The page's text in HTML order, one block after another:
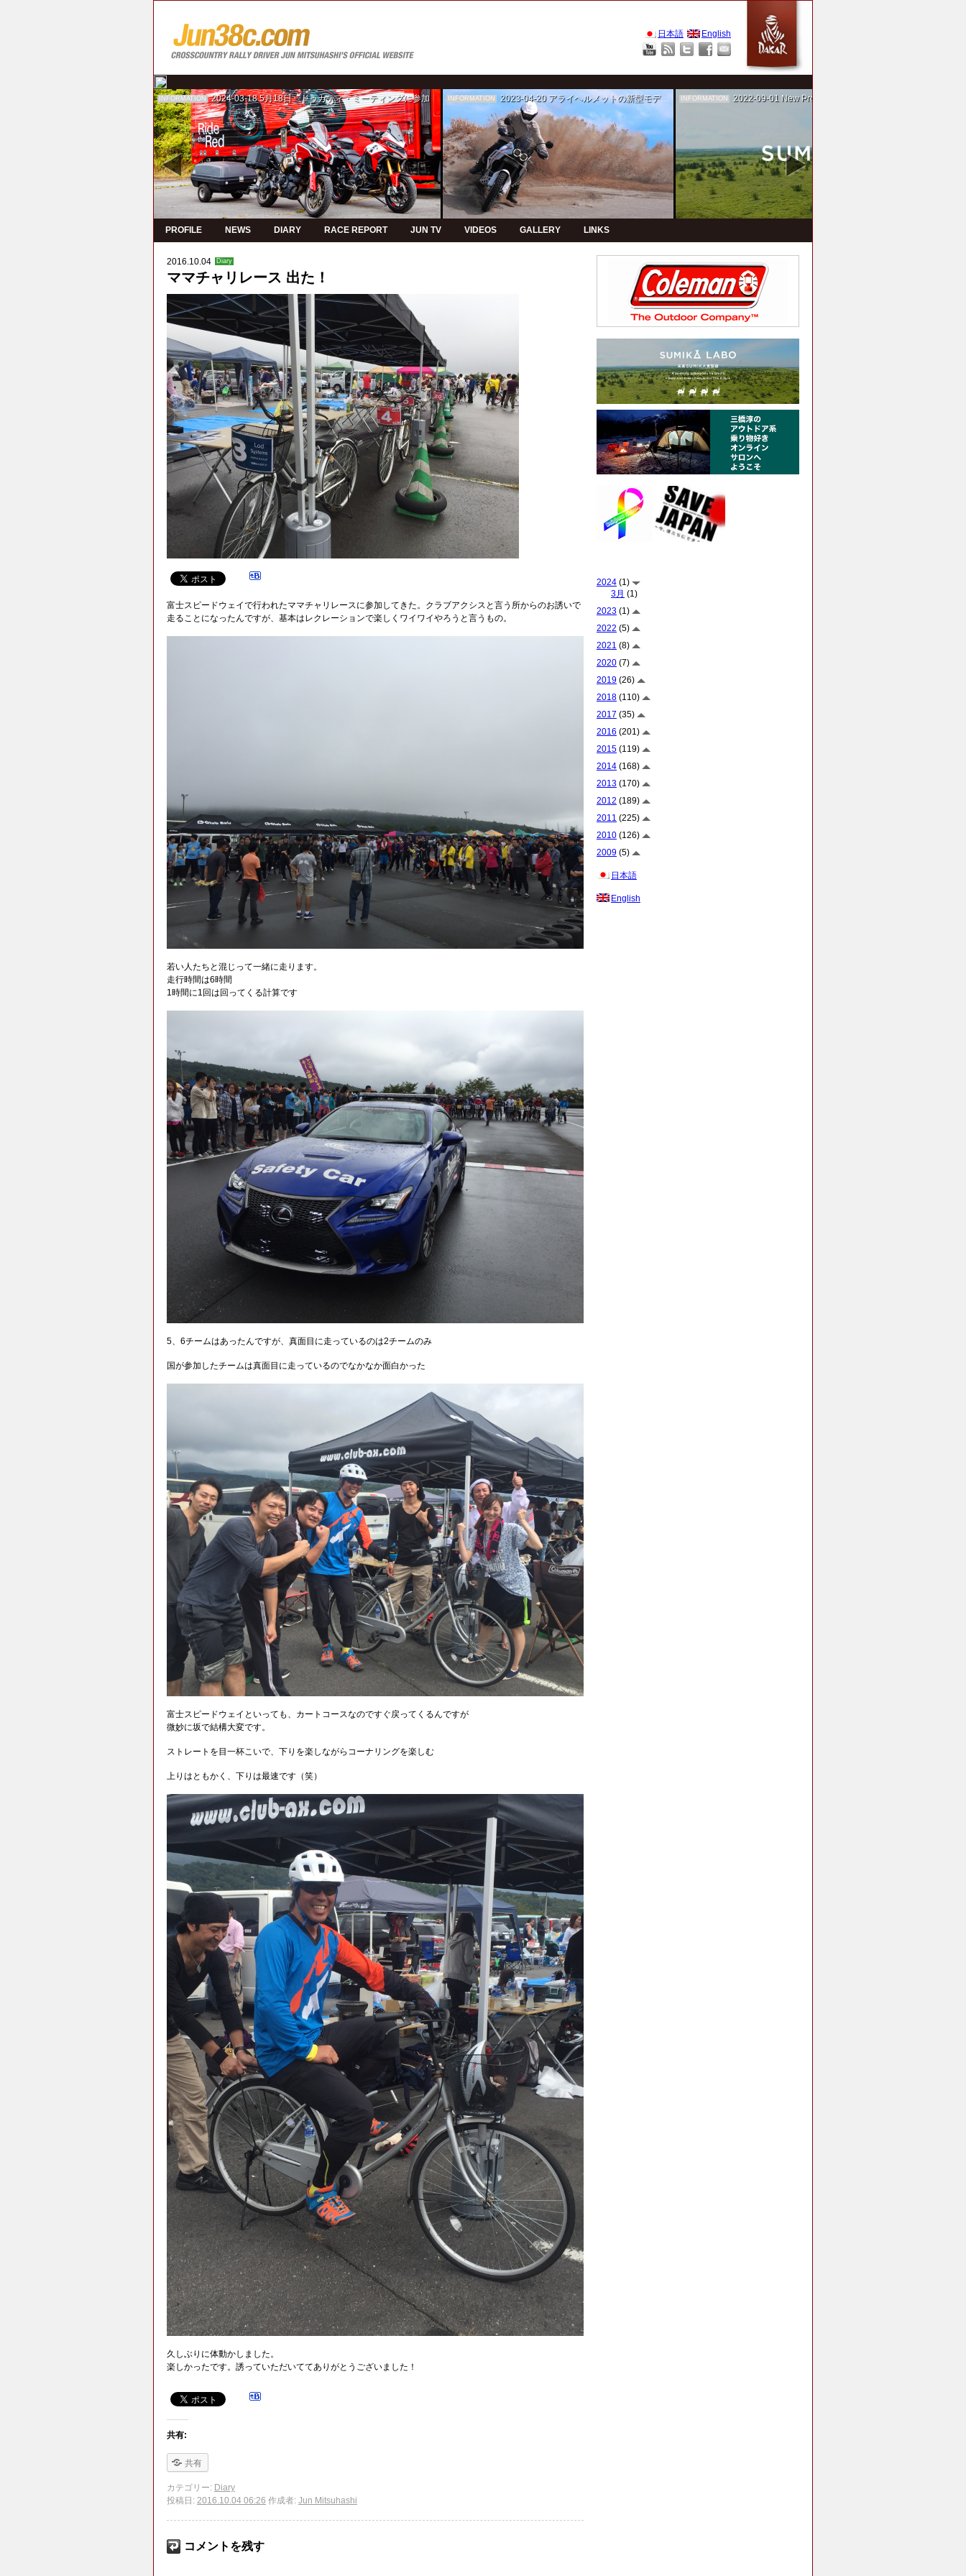
日本語 English
INFORMATION 2024-03-18 5月18日 ドゥカティ・ミーティングに参加 INFORMATION 2023-04-20 アライヘルメットの新型モデルPVの制作を担当 INFORMATION 2022-09-01 New Project！ 未来SUMIKA実験箱
PROFILE NEWS DIARY RACE REPORT JUN TV VIDEOS GALLERY LINKS
2016.10.04 Diary
ママチャリレース 出た！
富士スピードウェイで行われたママチャリレースに参加してきた。クラブアクシスと言う所からのお誘いで
走ることになったんですが、基本はレクレーションで楽しくワイワイやろうと言うもの。
若い人たちと混じって一緒に走ります。
走行時間は6時間
1時間に1回は回ってくる計算です
5、6チームはあったんですが、真面目に走っているのは2チームのみ
国が参加したチームは真面目に走っているのでなかなか面白かった
富士スピードウェイといっても、カートコースなのですぐ戻ってくるんですが
微妙に坂で結構大変です。
ストレートを目一杯こいで、下りを楽しながらコーナリングを楽しむ
上りはともかく、下りは最速です（笑）
久しぶりに体動かしました。
楽しかったです。誘っていただいててありがとうございました！
共有:
共有
カテゴリー: Diary
投稿日: 2016.10.04 06:26 作成者: Jun Mitsuhashi
コメントを残す
2024 (1)
3月 (1)
2023 (1)
2022 (5)
2021 (8)
2020 (7)
2019 (26)
2018 (110)
2017 (35)
2016 (201)
2015 (119)
2014 (168)
2013 (170)
2012 (189)
2011 (225)
2010 (126)
2009 (5)
日本語
English